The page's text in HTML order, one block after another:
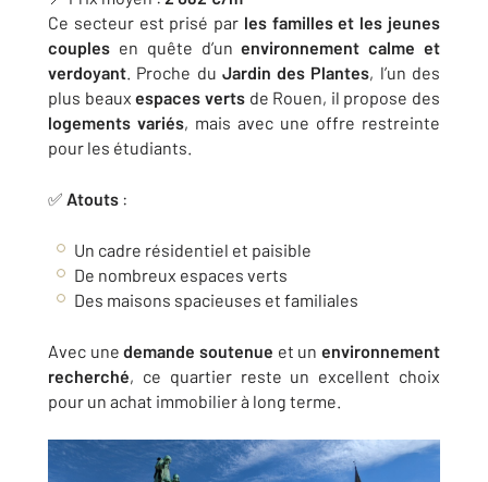
Ce secteur est prisé par les familles et les jeunes
couples en quête d’unenvironnement calme et
verdoyant. Proche du Jardin des Plantes, l’un des
plus beauxespaces vertsde Rouen, il propose des
logements variés, mais avec une offre restreinte
pour les étudiants.
✅ Atouts :
Un cadre résidentiel et paisible
De nombreux espaces verts
Des maisons spacieuses et familiales
Avec unedemande soutenue et unenvironnement
recherché, ce quartier reste un excellent choix
pour un achat immobilier à long terme​.